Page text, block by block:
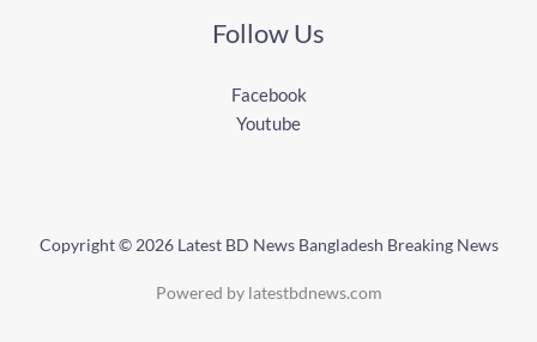
Follow Us
Facebook
Youtube
Copyright © 2026 Latest BD News Bangladesh Breaking News
Powered by latestbdnews.com